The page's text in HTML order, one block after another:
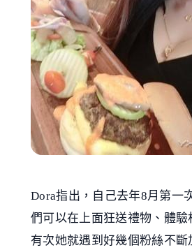
Dora指出，自己去年8月第一
們可以在上面狂送禮物、體驗
有次她就遇到好幾個粉絲不斷